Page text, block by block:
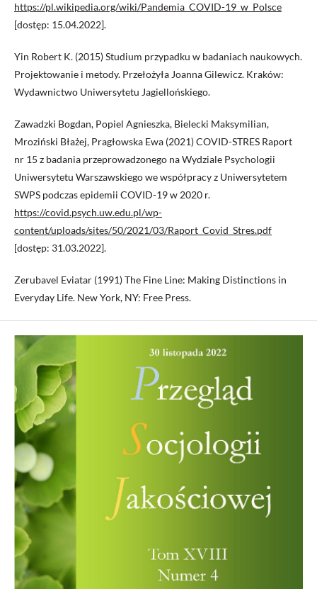
https://pl.wikipedia.org/wiki/Pandemia_COVID-19_w_Polsce
[dostęp: 15.04.2022].
Yin Robert K. (2015) Studium przypadku w badaniach naukowych.
Projektowanie i metody. Przełożyła Joanna Gilewicz. Kraków:
Wydawnictwo Uniwersytetu Jagiellońskiego.
Zawadzki Bogdan, Popiel Agnieszka, Bielecki Maksymilian,
Mroziński Błażej, Pragłowska Ewa (2021) COVID-STRES Raport
nr 15 z badania przeprowadzonego na Wydziale Psychologii
Uniwersytetu Warszawskiego we współpracy z Uniwersytetem
SWPS podczas epidemii COVID-19 w 2020 r.
https://covid.psych.uw.edu.pl/wp-
content/uploads/sites/50/2021/03/Raport_Covid_Stres.pdf
[dostęp: 31.03.2022].
Zerubavel Eviatar (1991) The Fine Line: Making Distinctions in
Everyday Life. New York, NY: Free Press.